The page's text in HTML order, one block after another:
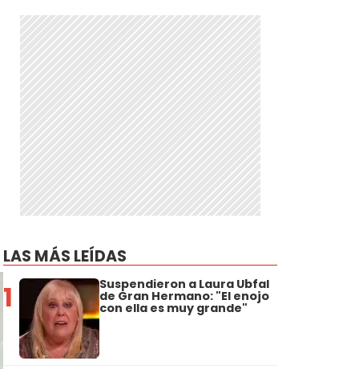
LAS MÁS LEÍDAS
1 Suspendieron a Laura Ubfal
de Gran Hermano: "El enojo
con ella es muy grande"